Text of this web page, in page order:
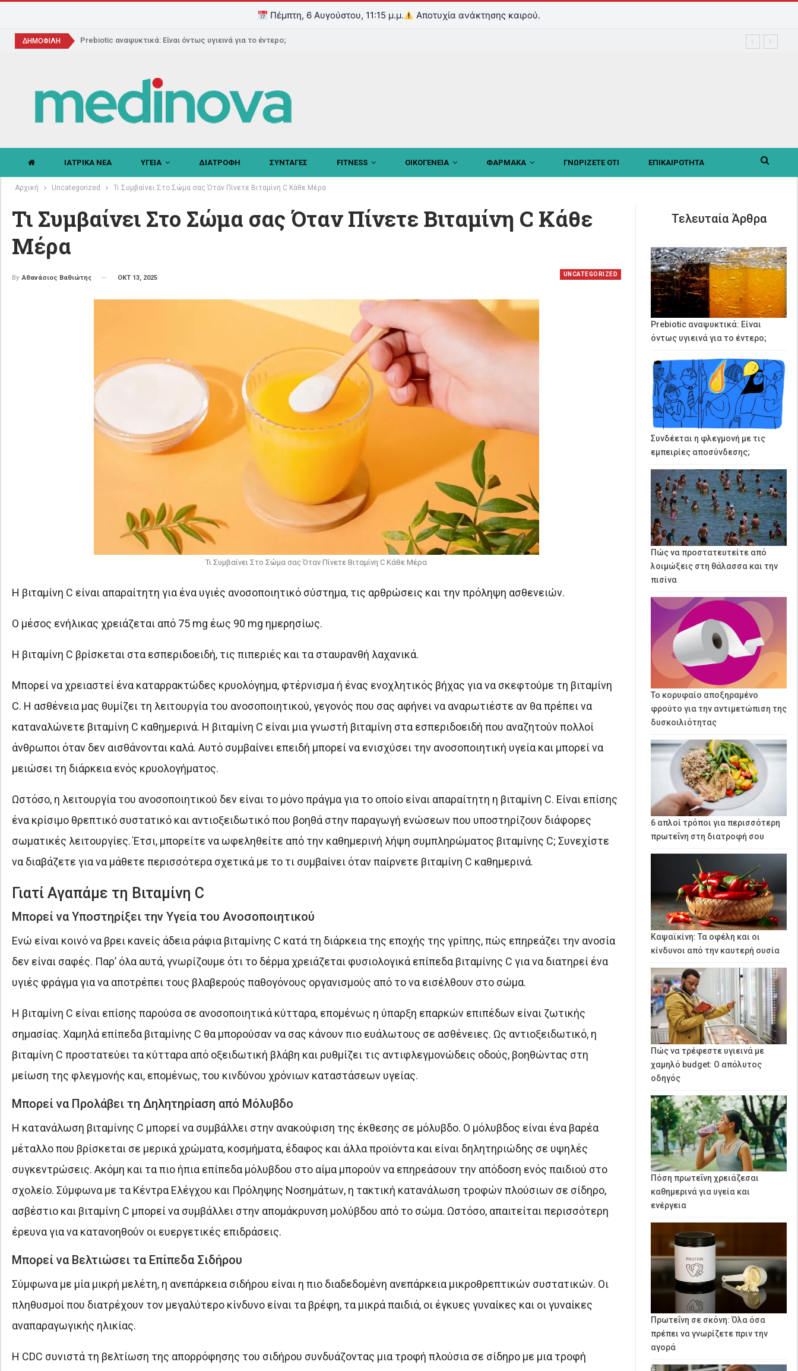
Πέμπτη, 6 Αυγούστου, 11:15 μ.μ. Αποτυχία ανάκτησης καιρού.
ΔΗΜΟΦΙΛΗ Prebiotic αναψυκτικά: Είναι όντως υγιεινά για το έντερο;
ΙΑΤΡΙΚΑ ΝΕΑ ΥΓΕΙΑ ΔΙΑΤΡΟΦΗ ΣΥΝΤΑΓΕΣ FITNESS ΟΙΚΟΓΕΝΕΙΑ ΦΑΡΜΑΚΑ ΓΝΩΡΙΖΕΤΕ ΟΤΙ ΕΠΙΚΑΙΡΟΤΗΤΑ
Αρχική Uncategorized Τι Συμβαίνει Στο Σώμα σας Όταν Πίνετε Βιταμίνη C Κάθε Μέρα
Τι Συμβαίνει Στο Σώμα σας Όταν Πίνετε Βιταμίνη C Κάθε
Μέρα
UNCATEGORIZED
By Αθανάσιος Βαθιώτης ΟΚΤ 13, 2025
Τι Συμβαίνει Στο Σώμα σας Όταν Πίνετε Βιταμίνη C Κάθε Μέρα
Η βιταμίνη C είναι απαραίτητη για ένα υγιές ανοσοποιητικό σύστημα, τις αρθρώσεις και την πρόληψη ασθενειών.
Ο μέσος ενήλικας χρειάζεται από 75 mg έως 90 mg ημερησίως.
Η βιταμίνη C βρίσκεται στα εσπεριδοειδή, τις πιπεριές και τα σταυρανθή λαχανικά.
Μπορεί να χρειαστεί ένα καταρρακτώδες κρυολόγημα, φτέρνισμα ή ένας ενοχλητικός βήχας για να σκεφτούμε τη βιταμίνη
C. Η ασθένεια μας θυμίζει τη λειτουργία του ανοσοποιητικού, γεγονός που σας αφήνει να αναρωτιέστε αν θα πρέπει να
καταναλώνετε βιταμίνη C καθημερινά. Η βιταμίνη C είναι μια γνωστή βιταμίνη στα εσπεριδοειδή που αναζητούν πολλοί
άνθρωποι όταν δεν αισθάνονται καλά. Αυτό συμβαίνει επειδή μπορεί να ενισχύσει την ανοσοποιητική υγεία και μπορεί να
μειώσει τη διάρκεια ενός κρυολογήματος.
Ωστόσο, η λειτουργία του ανοσοποιητικού δεν είναι το μόνο πράγμα για το οποίο είναι απαραίτητη η βιταμίνη C. Είναι επίσης
ένα κρίσιμο θρεπτικό συστατικό και αντιοξειδωτικό που βοηθά στην παραγωγή ενώσεων που υποστηρίζουν διάφορες
σωματικές λειτουργίες. Έτσι, μπορείτε να ωφεληθείτε από την καθημερινή λήψη συμπληρώματος βιταμίνης C; Συνεχίστε
να διαβάζετε για να μάθετε περισσότερα σχετικά με το τι συμβαίνει όταν παίρνετε βιταμίνη C καθημερινά.
Γιατί Αγαπάμε τη Βιταμίνη C
Μπορεί να Υποστηρίξει την Υγεία του Ανοσοποιητικού
Ενώ είναι κοινό να βρει κανείς άδεια ράφια βιταμίνης C κατά τη διάρκεια της εποχής της γρίπης, πώς επηρεάζει την ανοσία
δεν είναι σαφές. Παρ’ όλα αυτά, γνωρίζουμε ότι το δέρμα χρειάζεται φυσιολογικά επίπεδα βιταμίνης C για να διατηρεί ένα
υγιές φράγμα για να αποτρέπει τους βλαβερούς παθογόνους οργανισμούς από το να εισέλθουν στο σώμα.
Η βιταμίνη C είναι επίσης παρούσα σε ανοσοποιητικά κύτταρα, επομένως η ύπαρξη επαρκών επιπέδων είναι ζωτικής
σημασίας. Χαμηλά επίπεδα βιταμίνης C θα μπορούσαν να σας κάνουν πιο ευάλωτους σε ασθένειες. Ως αντιοξειδωτικό, η
βιταμίνη C προστατεύει τα κύτταρα από οξειδωτική βλάβη και ρυθμίζει τις αντιφλεγμονώδεις οδούς, βοηθώντας στη
μείωση της φλεγμονής και, επομένως, του κινδύνου χρόνιων καταστάσεων υγείας.
Μπορεί να Προλάβει τη Δηλητηρίαση από Μόλυβδο
Η κατανάλωση βιταμίνης C μπορεί να συμβάλλει στην ανακούφιση της έκθεσης σε μόλυβδο. Ο μόλυβδος είναι ένα βαρέα
μέταλλο που βρίσκεται σε μερικά χρώματα, κοσμήματα, έδαφος και άλλα προϊόντα και είναι δηλητηριώδης σε υψηλές
συγκεντρώσεις. Ακόμη και τα πιο ήπια επίπεδα μόλυβδου στο αίμα μπορούν να επηρεάσουν την απόδοση ενός παιδιού στο
σχολείο. Σύμφωνα με τα Κέντρα Ελέγχου και Πρόληψης Νοσημάτων, η τακτική κατανάλωση τροφών πλούσιων σε σίδηρο,
ασβέστιο και βιταμίνη C μπορεί να συμβάλλει στην απομάκρυνση μολύβδου από το σώμα. Ωστόσο, απαιτείται περισσότερη
έρευνα για να κατανοηθούν οι ευεργετικές επιδράσεις.
Μπορεί να Βελτιώσει τα Επίπεδα Σιδήρου
Σύμφωνα με μία μικρή μελέτη, η ανεπάρκεια σιδήρου είναι η πιο διαδεδομένη ανεπάρκεια μικροθρεπτικών συστατικών. Οι
πληθυσμοί που διατρέχουν τον μεγαλύτερο κίνδυνο είναι τα βρέφη, τα μικρά παιδιά, οι έγκυες γυναίκες και οι γυναίκες
αναπαραγωγικής ηλικίας.
Η CDC συνιστά τη βελτίωση της απορρόφησης του σιδήρου συνδυάζοντας μια τροφή πλούσια σε σίδηρο με μια τροφή
Τελευταία Άρθρα
Prebiotic αναψυκτικά: Είναι
όντως υγιεινά για το έντερο;
Συνδέεται η φλεγμονή με τις
εμπειρίες αποσύνδεσης;
Πώς να προστατευτείτε από
λοιμώξεις στη θάλασσα και την
πισίνα
Το κορυφαίο αποξηραμένο
φρούτο για την αντιμετώπιση της
δυσκοιλιότητας
6 απλοί τρόποι για περισσότερη
πρωτεΐνη στη διατροφή σου
Καψαϊκίνη: Τα οφέλη και οι
κίνδυνοι από την καυτερή ουσία
Πώς να τρέφεστε υγιεινά με
χαμηλό budget: Ο απόλυτος
οδηγός
Πόση πρωτεΐνη χρειάζεσαι
καθημερινά για υγεία και
ενέργεια
Πρωτεΐνη σε σκόνη: Όλα όσα
πρέπει να γνωρίζετε πριν την
αγορά